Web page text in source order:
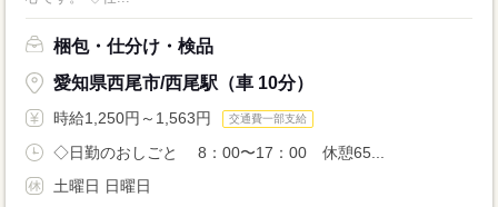
梱包・仕分け・検品
愛知県西尾市/西尾駅（車 10分）
時給1,250円～1,563円 交通費一部支給
◇日勤のおしごと 8：00〜17：00 休憩65...
土曜日 日曜日